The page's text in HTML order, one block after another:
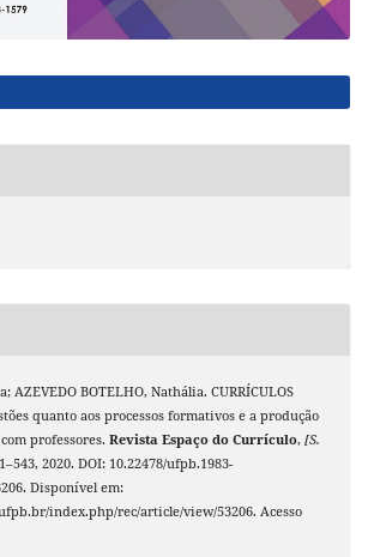
AZEVEDO BOTELHO, Nathália. CURRÍCULOS
quanto aos processos formativos e a produção
professores. Revista Espaço do Currículo, [S.
2020. DOI: 10.22478/ufpb.1983-
Disponível em:
index.php/rec/article/view/53206. Acesso